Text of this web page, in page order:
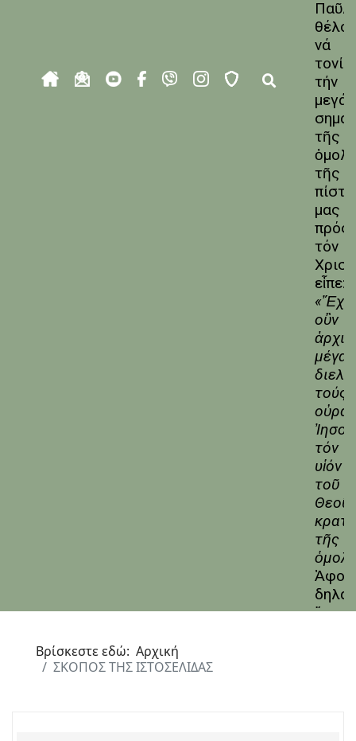
Βρίσκεστε εδώ: Αρχική
ΣΚΟΠΟΣ ΤΗΣ ΙΣΤΟΣΕΛΙΔΑΣ